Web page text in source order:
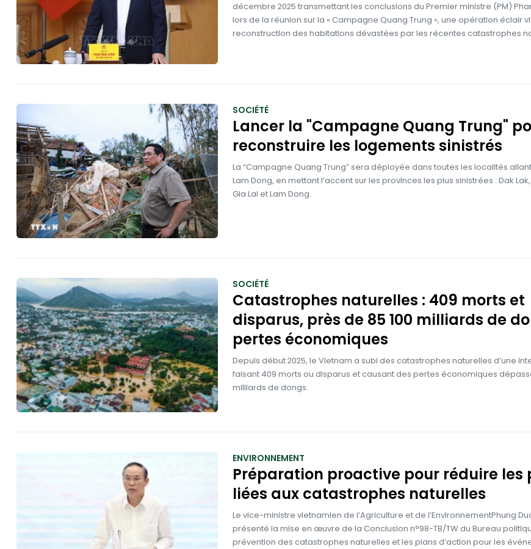
décembre 2025 transmettant les conclusions du Premier ministre (PM)
lors de la réunion sur la « Campagne Quang Trung », une opération éclair
reconstruction des habitations dévastées par les récentes catastrophes
SOCIÉTÉ
Lancer la "Campagne Quang Trung"
reconstruire les logements sinistrés
La “Campagne Quang Trung” sera déployée dans toutes les localités
Lam Dong, en mettant l’accent sur les provinces les plus sinistrées : Dak
Gia Lai et Lam Dong.
SOCIÉTÉ
Catastrophes naturelles : 409 morts et
disparus, près de 85 100 milliards de
pertes économiques
Depuis début 2025, le Vietnam a subi des catastrophes naturelles d’une
faisant 409 morts ou disparus et causant des pertes économiques
milliards de dongs.
ENVIRONNEMENT
Préparation proactive pour réduire les
liées aux catastrophes naturelles
Le vice-ministre vietnamien de l’Agriculture et de l’EnvironnementPhung
présenté la mise en œuvre de la Conclusion n°98-TB/TW du Bureau
prévention des catastrophes naturelles et les plans d’action pour les